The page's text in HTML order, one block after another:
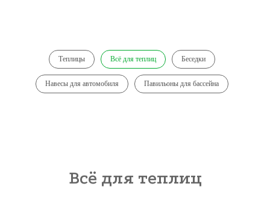
Теплицы Всё для теплиц Беседки
Навесы для автомобиля Павильоны для бассейна
Всё для теплиц